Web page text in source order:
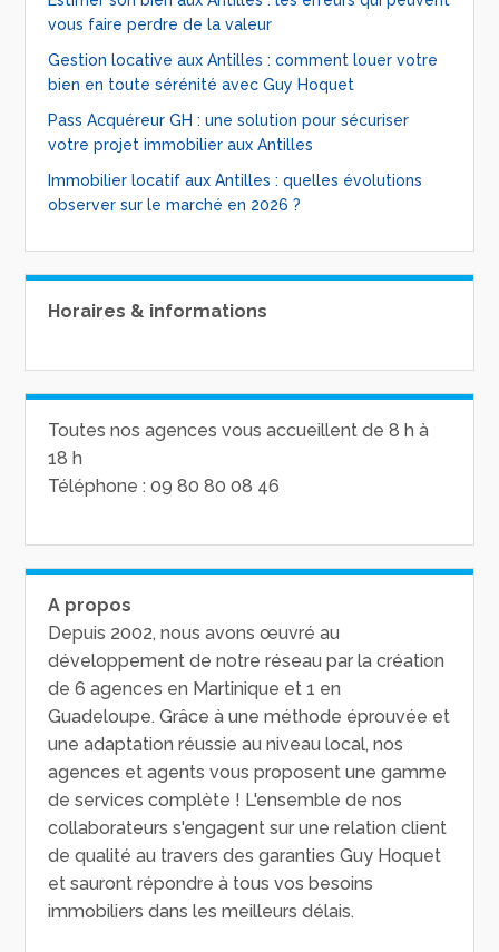
vous faire perdre de la valeur
Gestion locative aux Antilles : comment louer votre
bien en toute sérénité avec Guy Hoquet
Pass Acquéreur GH : une solution pour sécuriser
votre projet immobilier aux Antilles
Immobilier locatif aux Antilles : quelles évolutions
observer sur le marché en 2026 ?
Horaires & informations
Toutes nos agences vous accueillent de 8 h à
18 h
Téléphone : 09 80 80 08 46
A propos
Depuis 2002, nous avons œuvré au
développement de notre réseau par la création
de 6 agences en Martinique et 1 en
Guadeloupe. Grâce à une méthode éprouvée et
une adaptation réussie au niveau local, nos
agences et agents vous proposent une gamme
de services complète ! L'ensemble de nos
collaborateurs s'engagent sur une relation client
de qualité au travers des garanties Guy Hoquet
et sauront répondre à tous vos besoins
immobiliers dans les meilleurs délais.